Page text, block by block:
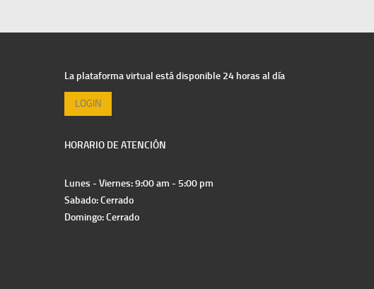
La plataforma virtual está disponible 24 horas al día
LOGIN
HORARIO DE ATENCIÓN
Lunes - Viernes: 9:00 am - 5:00 pm
Sabado: Cerrado
Domingo: Cerrado